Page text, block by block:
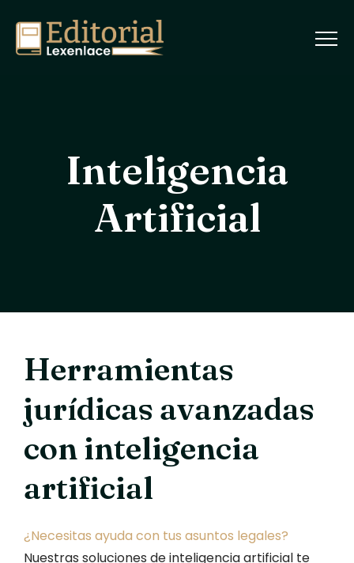
Inteligencia
Artificial
Herramientas
jurídicas avanzadas
con inteligencia
artificial
¿Necesitas ayuda con tus asuntos legales?
Nuestras soluciones de inteligencia artificial te